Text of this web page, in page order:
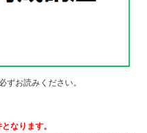
お読みください。
なります。